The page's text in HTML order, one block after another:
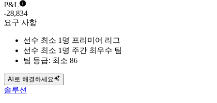
P&L
-28,834
요구 사항
선수 최소 1명 프리미어 리그
선수 최소 1명 주간 최우수 팀
팀 등급: 최소 86
AI로 해결하세요
솔루션